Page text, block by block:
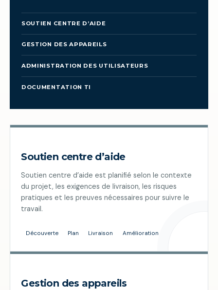
SOUTIEN CENTRE D’AIDE
GESTION DES APPAREILS
ADMINISTRATION DES UTILISATEURS
DOCUMENTATION TI
Soutien centre d’aide
Soutien centre d’aide est planifié selon le contexte
du projet, les exigences de livraison, les risques
pratiques et les preuves nécessaires pour suivre le
travail.
Découverte Plan Livraison Amélioration
Gestion des appareils